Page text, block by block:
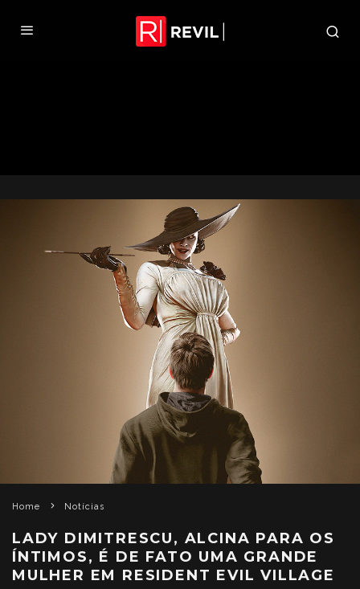
Home Notícias
LADY DIMITRESCU, ALCINA PARA OS
ÍNTIMOS, É DE FATO UMA GRANDE
MULHER EM RESIDENT EVIL VILLAGE